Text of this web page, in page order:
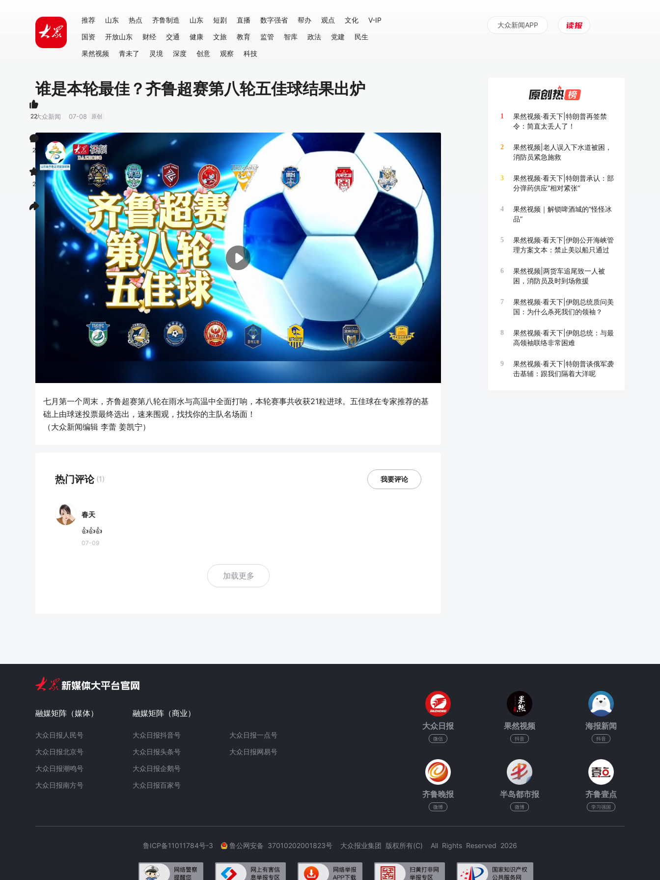
推荐 山东 热点 齐鲁制造 山东 短剧 直播 数字强省 帮办 观点 文化
V-IP
国资
开放山东 财经 交通 健康 文旅 教育 监管 智库 政法 党建
民生
果然视频
青未了 灵境 深度 创意 观察 科技
大众新闻APP
谁是本轮最佳？齐鲁超赛第八轮五佳球结果出炉
大众新闻 07-08 原创
七月第一个周末，齐鲁超赛第八轮在雨水与高温中全面打响，本轮赛事共收获21粒进球。五佳球在专家推荐的基
础上由球迷投票最终选出，速来围观，找找你的主队名场面！
（大众新闻编辑 李蕾 姜凯宁）
热门评论 (1) 我要评论
春天
👍👍👍
07-09
加载更多
22
2
2
1
果然视频·看天下|特朗普再签禁
令：简直太丢人了！
2
果然视频|老人误入下水道被困，
消防员紧急施救
3
果然视频·看天下|特朗普承认：部
分弹药供应“相对紧张”
4
果然视频｜解锁啤酒城的“怪怪冰
品”
5
果然视频·看天下|伊朗公开海峡管
理方案文本：禁止美以船只通过
6
果然视频|两货车追尾致一人被
困，消防员及时到场救援
7
果然视频·看天下|伊朗总统质问美
国：为什么杀死我们的领袖？
8
果然视频·看天下|伊朗总统：与最
高领袖联络非常困难
9
果然视频·看天下|特朗普谈俄军袭
击基辅：跟我们隔着大洋呢
融媒矩阵（媒体）
大众日报人民号
大众日报北京号
大众日报潮鸣号
大众日报南方号
融媒矩阵（商业）
大众日报抖音号
大众日报头条号
大众日报企鹅号
大众日报百家号
大众日报一点号
大众日报网易号
大众日报
微信
果然视频
抖音
海报新闻
抖音
齐鲁晚报
微博
半岛都市报
微博
齐鲁壹点
学习强国
鲁ICP备11011784号-3 鲁公网安备 37010202001823号 大众报业集团 版权所有(C) All Rights Reserved 2026